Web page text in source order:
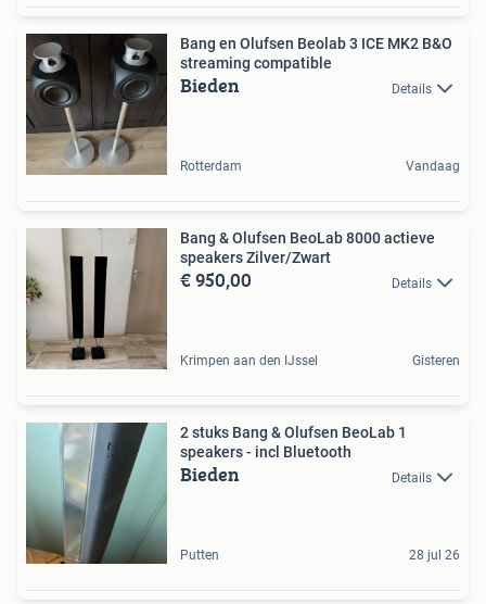
Bang en Olufsen Beolab 3 ICE MK2 B&O
streaming compatible
Bieden Details
Rotterdam Vandaag
Bang & Olufsen BeoLab 8000 actieve
speakers Zilver/Zwart
€ 950,00 Details
Krimpen aan den IJssel Gisteren
2 stuks Bang & Olufsen BeoLab 1
speakers - incl Bluetooth
Bieden Details
Putten 28 jul 26